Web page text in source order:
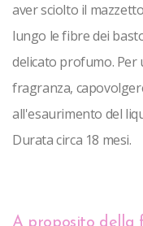
aver sciolto il
lungo le fibre dei
delicato profumo. Per
fragranza,
all'esaurimento del
Durata circa 18 mesi.
A proposito della